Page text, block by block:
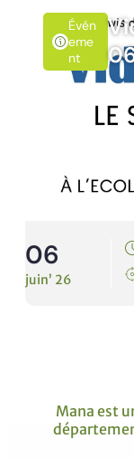
Évén
Eme
Nt
06
juin’ 26
Mana est